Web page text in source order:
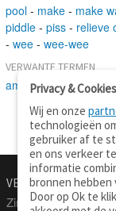
pool - make - make
piddle - piss - relieve
- wee - wee-wee
VERWANTE TERMEN
amount-artificial lake
VERTALEN.NU
Zinnen vertalen
Privacy & Cookies
Wij en onze
technologieën
gebruiker af te
en ons verkeer
informatie
bronnen hebben
Door op Ok te